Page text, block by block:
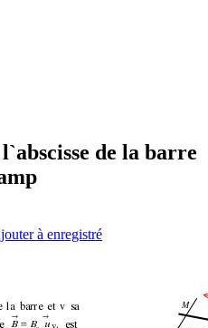
de la barre
à enregistré
la barre et v sa
B B u
→ →
= .
est
M